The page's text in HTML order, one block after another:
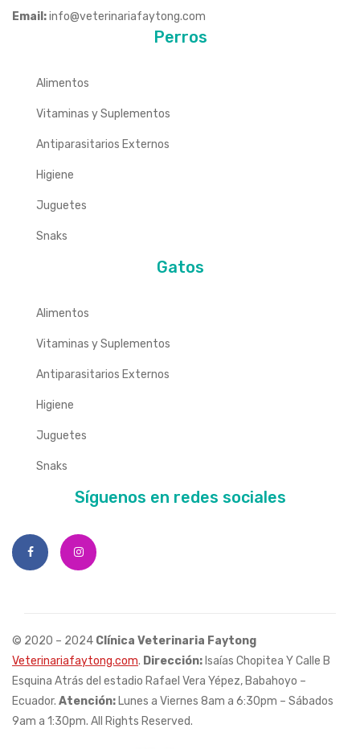
Email:info@veterinariafaytong.com
Perros
Alimentos
Vitaminas y Suplementos
Antiparasitarios Externos
Higiene
Juguetes
Snaks
Gatos
Alimentos
Vitaminas y Suplementos
Antiparasitarios Externos
Higiene
Juguetes
Snaks
Síguenos en redes sociales
© 2020 – 2024 Clínica Veterinaria Faytong
Veterinariafaytong.com. Dirección: Isaías Chopitea Y Calle B
Esquina Atrás del estadio Rafael Vera Yépez, Babahoyo –
Ecuador. Atención: Lunes a Viernes 8am a 6:30pm – Sábados
9am a 1:30pm. All Rights Reserved.